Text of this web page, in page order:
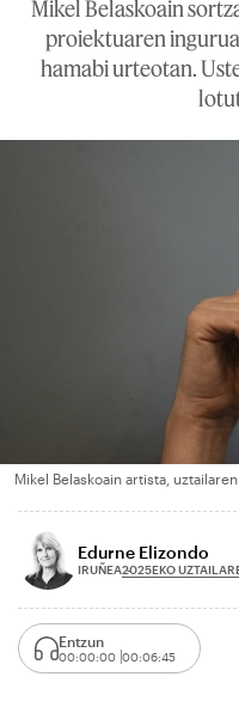
Mikel Belaskoain
proiektuaren
hamabi urteotan.
Mikel Belaskoain artista,
Edurne Elizondo
IRUÑEA2025EKO
Entzun
00:00:00 00:06:45